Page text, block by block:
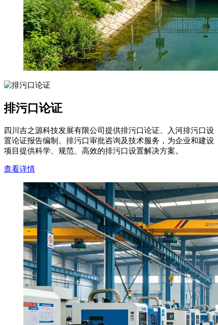
排污口论证
四川吉之源科技发展有限公司提供排污口论证、入河排污口设
置论证报告编制、排污口审批咨询及技术服务，为企业和建设
项目提供科学、规范、高效的排污口设置解决方案。
查看详情